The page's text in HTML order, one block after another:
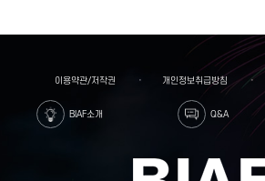
이용약관/저작권 개인정보취급방침
BIAF소개 Q&A